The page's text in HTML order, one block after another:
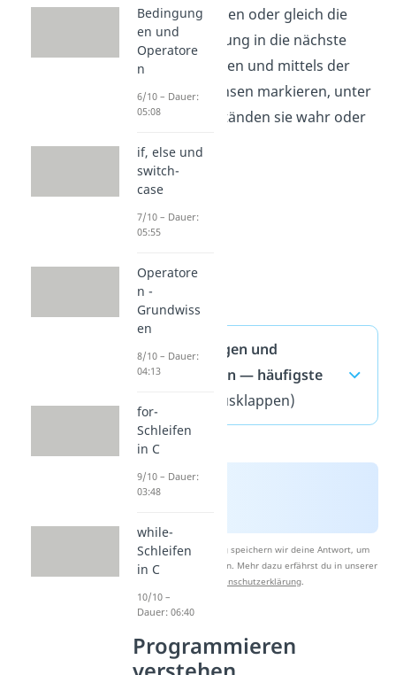
Teilbedingungen oder gleich die
ganze Bedingung in die nächste
Spalte schreiben und mittels der
Nullen und Einsen markieren, unter
welchen Umständen sie wahr oder
falsch wäre.
Bedingungen und
Operatoren — häufigste
(ausklappen)
Nach Beantwortung speichern wir deine Antwort, um
Studyflix zu verbessern. Mehr dazu erfährst du in unserer
Datenschutzerklärung.
Programmieren
Bedingung
en und
Operatore
n
6/10 – Dauer:
05:08
if, else und
switch-
case
7/10 – Dauer:
05:55
Operatore
n -
Grundwiss
en
8/10 – Dauer:
04:13
for-
Schleifen
in C
9/10 – Dauer:
03:48
while-
Schleifen
in C
10/10 –
Dauer: 06:40